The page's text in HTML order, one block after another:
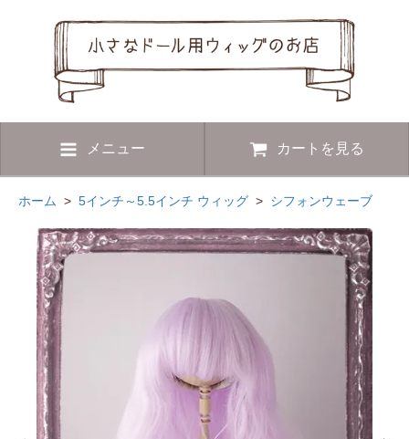
メニュー カートを見る
ホーム > 5インチ～5.5インチ ウィッグ > シフォンウェーブ